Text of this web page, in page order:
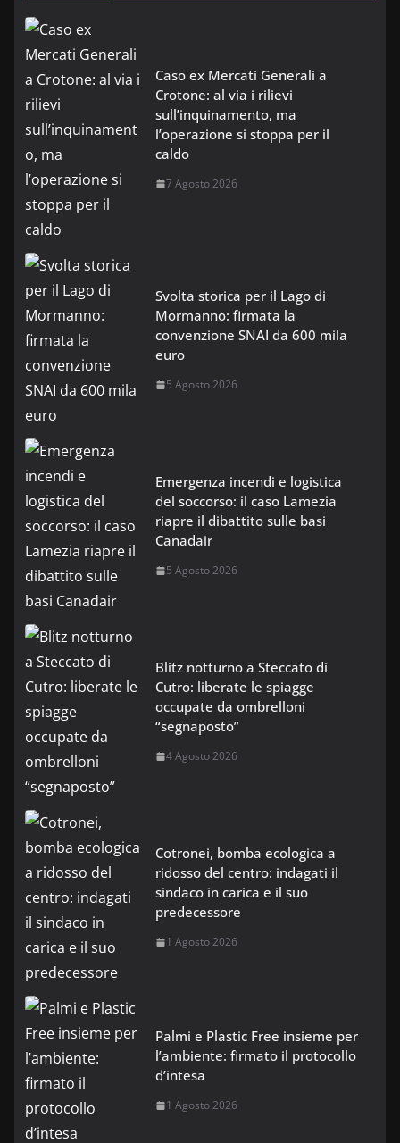
Caso ex Mercati Generali a
Crotone: al via i rilievi
sull’inquinamento, ma
l’operazione si stoppa per il
caldo
7 Agosto 2026
Svolta storica per il Lago di
Mormanno: firmata la
convenzione SNAI da 600 mila
euro
5 Agosto 2026
Emergenza incendi e logistica
del soccorso: il caso Lamezia
riapre il dibattito sulle basi
Canadair
5 Agosto 2026
Blitz notturno a Steccato di
Cutro: liberate le spiagge
occupate da ombrelloni
“segnaposto”
4 Agosto 2026
Cotronei, bomba ecologica a
ridosso del centro: indagati il
sindaco in carica e il suo
predecessore
1 Agosto 2026
Palmi e Plastic Free insieme per
l’ambiente: firmato il protocollo
d’intesa
1 Agosto 2026